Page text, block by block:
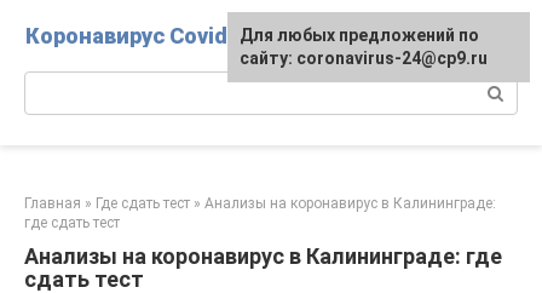
Коронавирус Covid-19
Главная » Где сдать тест » Анализы на коронавирус в Калининграде:
где сдать тест
Анализы на коронавирус в Калининграде: где
сдать тест
Для любых предложений по
сайту: coronavirus-24@cp9.ru